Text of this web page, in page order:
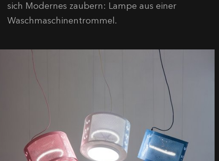
sich Modernes zaubern: Lampe aus einer
Waschmaschinentrommel.